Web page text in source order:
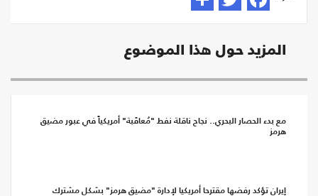
المزيد حول هذا الموضوع
مع بدء الحصار البحري.. نجاح ناقلة نفط "مُعاقَبة" أمريكياً في عبور مضيق
هرمز
إيران تؤكد رفضها مقترحا أمريكيا لإدارة "مضيق هرمز" بشكل مشترك